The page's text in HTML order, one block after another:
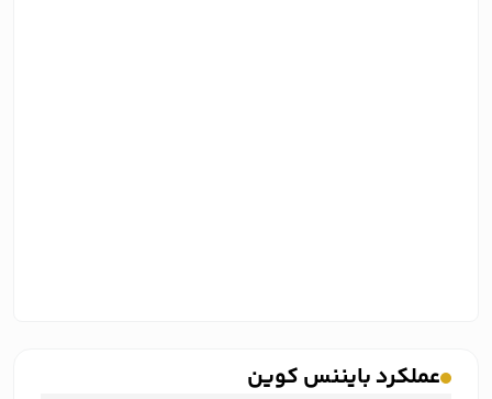
عملکرد بایننس کوین